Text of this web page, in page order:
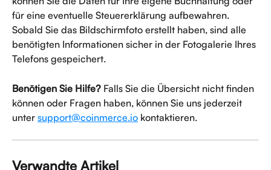
für eine eventuelle Steuererklärung aufbewahren.
Sobald Sie das Bildschirmfoto erstellt haben, sind alle
benötigten Informationen sicher in der Fotogalerie Ihres
Telefons gespeichert.
Benötigen Sie Hilfe? Falls Sie die Übersicht nicht finden
können oder Fragen haben, können Sie uns jederzeit
unter support@coinmerce.io kontaktieren.
Verwandte Artikel